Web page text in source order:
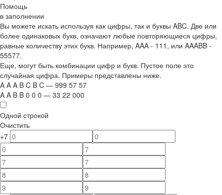
Помощь
в заполнении
Вы можете искать используя как цифры, так и буквы ABC. Две или
более одинаковых букв, означают любые повторяющиеся цифры,
равные количеству этих букв. Например, AAA - 111 , или AAABB -
55577.
Еще, могут быть комбинации цифр и букв. Пустое поле это
случайная цифра. Примеры представлены ниже.
A A A B C B C — 999 57 57
A A B B 0 0 0 — 33 22 000
Одной строкой
Очистить
+7